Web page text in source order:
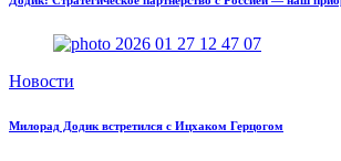
Новости
Милорад Додик встретился с Ицхаком Герцогом